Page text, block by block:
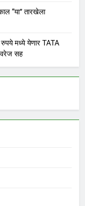
“या” तारखेला
मध्ये येणार TATA
सह